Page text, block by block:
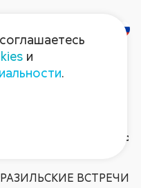
ВСТРЕЧИ
и
.